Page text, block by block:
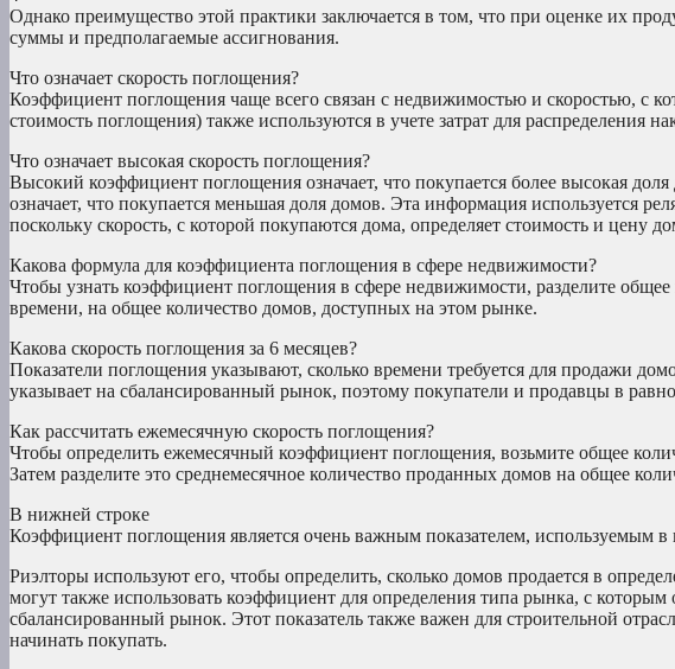
Однако преимущество этой практики заключается в том, что при оценке их
суммы и предполагаемые ассигнования.
Что означает скорость поглощения?
Коэффициент поглощения чаще всего связан с недвижимостью и скоростью, с
стоимость поглощения) также используются в учете затрат для распределения
Что означает высокая скорость поглощения?
Высокий коэффициент поглощения означает, что покупается более высокая
означает, что покупается меньшая доля домов. Эта информация используется
поскольку скорость, с которой покупаются дома, определяет стоимость и цену
Какова формула для коэффициента поглощения в сфере недвижимости?
Чтобы узнать коэффициент поглощения в сфере недвижимости, разделите
времени, на общее количество домов, доступных на этом рынке.
Какова скорость поглощения за 6 месяцев?
Показатели поглощения указывают, сколько времени требуется для продажи
указывает на сбалансированный рынок, поэтому покупатели и продавцы в
Как рассчитать ежемесячную скорость поглощения?
Чтобы определить ежемесячный коэффициент поглощения, возьмите общее
Затем разделите это среднемесячное количество проданных домов на общее
В нижней строке
Коэффициент поглощения является очень важным показателем, используемым в
Риэлторы используют его, чтобы определить, сколько домов продается в
могут также использовать коэффициент для определения типа рынка, с
сбалансированный рынок. Этот показатель также важен для строительной
начинать покупать.